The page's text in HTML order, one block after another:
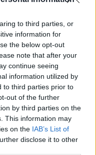
to third parties, or
information for
the below opt-out
note that after your
continue seeing
information utilized by
to third parties prior to
out of the further
by third parties on the
This information may
on the IAB’s List of
disclose it to other
attention soit à
comme l’ivresse,
le monde entier est
qui répondent
de visiter le site de